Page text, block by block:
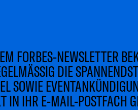
FORBES-NEWSLETTER
DIE
SOWIE
IN IHR E-MAIL-POSTFACH